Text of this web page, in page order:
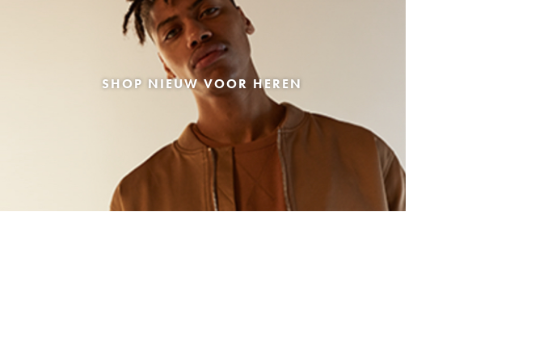
SHOP NIEUW VOOR HEREN